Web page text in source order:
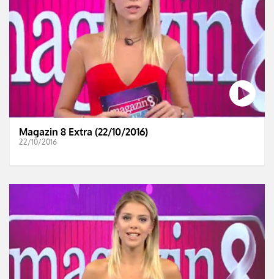
Magazin 8 Extra (22/10/2016)
22/10/2016